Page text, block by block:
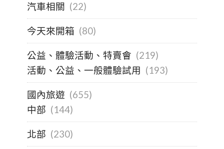
汽車相關 (22)
今天來開箱 (80)
公益、體驗活動、特賣會 (219)
活動、公益、一般體驗試用 (193)
國內旅遊 (655)
中部 (144)
北部 (230)